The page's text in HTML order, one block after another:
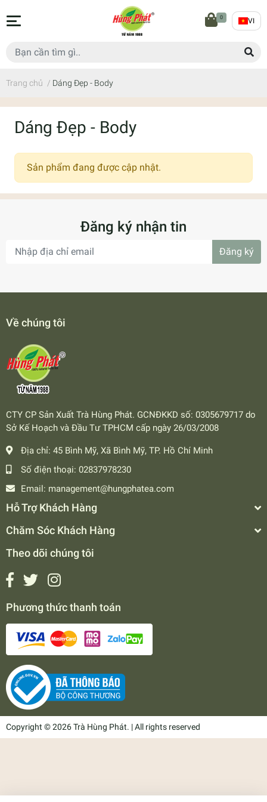
0 VI
Trang chủ / Dáng Đẹp - Body
Dáng Đẹp - Body
Sản phẩm đang được cập nhật.
Đăng ký nhận tin
Đăng ký
Về chúng tôi
CTY CP Sản Xuất Trà Hùng Phát. GCNĐKKD số: 0305679717 do
Sở Kế Hoạch và Đầu Tư TPHCM cấp ngày 26/03/2008
Địa chỉ: 45 Bình Mỹ, Xã Bình Mỹ, TP. Hồ Chí Minh
Số điện thoại: 02837978230
Email: management@hungphatea.com
Hỗ Trợ Khách Hàng
Chăm Sóc Khách Hàng
Theo dõi chúng tôi
Phương thức thanh toán
Copyright © 2026 Trà Hùng Phát. | All rights reserved